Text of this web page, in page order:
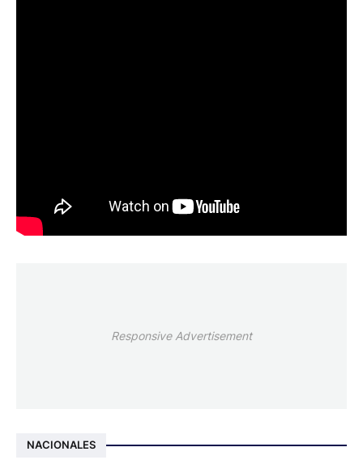
Responsive Advertisement
NACIONALES